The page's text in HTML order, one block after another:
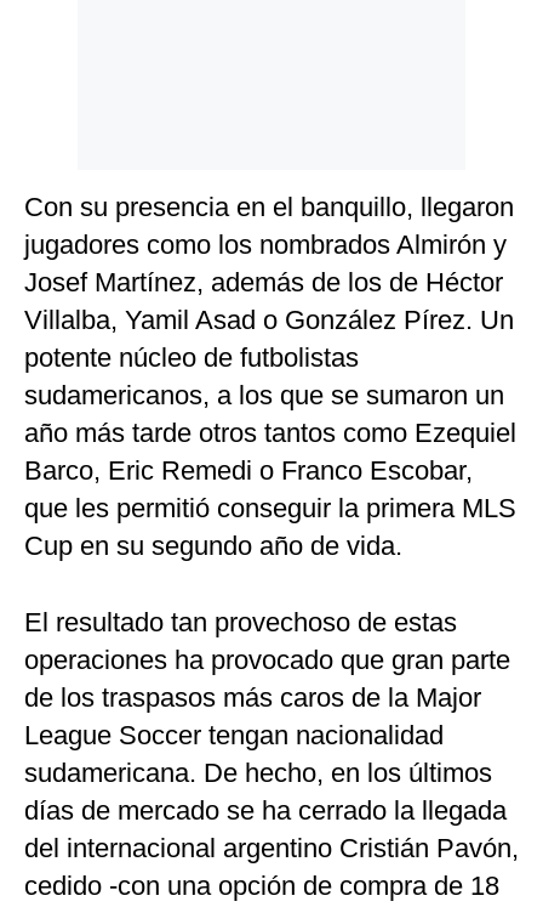
Con su presencia en el banquillo, llegaron
jugadores como los nombrados Almirón y
Josef Martínez, además de los de Héctor
Villalba, Yamil Asad o González Pírez. Un
potente núcleo de futbolistas
sudamericanos, a los que se sumaron un
año más tarde otros tantos como Ezequiel
Barco, Eric Remedi o Franco Escobar,
que les permitió conseguir la primera MLS
Cup en su segundo año de vida.
El resultado tan provechoso de estas
operaciones ha provocado que gran parte
de los traspasos más caros de la Major
League Soccer tengan nacionalidad
sudamericana. De hecho, en los últimos
días de mercado se ha cerrado la llegada
del internacional argentino Cristián Pavón,
cedido -con una opción de compra de 18